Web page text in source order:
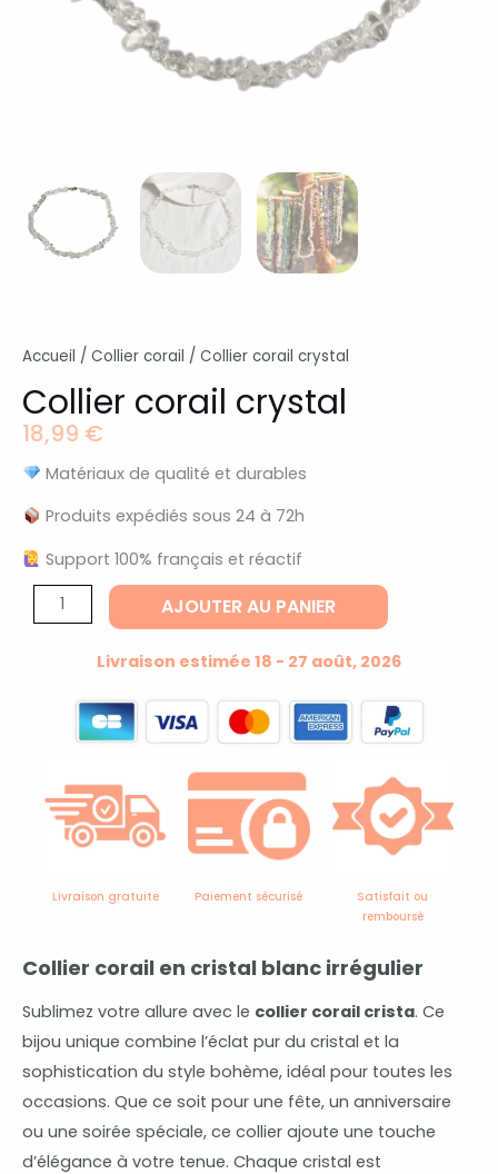
Accueil / Collier corail / Collier corail crystal
Collier corail crystal
18,99 €
Matériaux de qualité et durables
Produits expédiés sous 24 à 72h
Support 100% français et réactif
crystal
AJOUTER AU PANIER
Livraison estimée 18 - 27 août, 2026
Livraison gratuite Paiement sécurisé
Satisfait ou
remboursé
Collier corail en cristal blanc irrégulier
Sublimez votre allure avec le collier corail crista. Ce
bijou unique combine l’éclat pur du cristal et la
sophistication du style bohème, idéal pour toutes les
occasions. Que ce soit pour une fête, un anniversaire
ou une soirée spéciale, ce collier ajoute une touche
d’élégance à votre tenue. Chaque cristal est